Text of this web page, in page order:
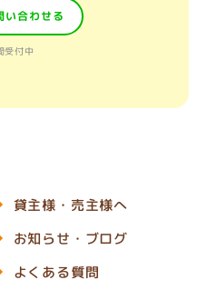
い合わせる
受付中
貸主様・売主様へ
お知らせ・ブログ
よくある質問